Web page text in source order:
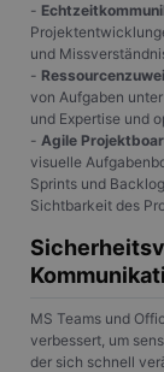
-
und
-
von Aufgaben
und Expertise und
- Agile
visuelle
Sprints und
Sichtbarkeit des
MS Teams und
verbessert, um
der sich schnell